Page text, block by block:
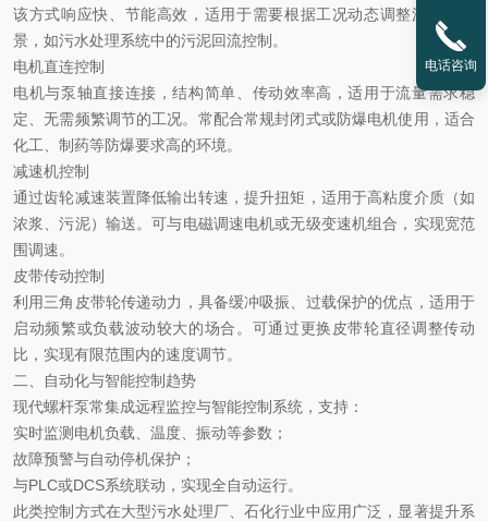
该方式响应快、节能高效，适用于需要根据工况动态调整流量的场
景，如污水处理系统中的污泥回流控制。
电机直连控制
电机与泵轴直接连接，结构简单、传动效率高，适用于流量需求稳
定、无需频繁调节的工况。常配合‌常规封闭式或防爆电机‌使用，适合
化工、制药等防爆要求高的环境。
减速机控制
通过齿轮减速装置降低输出转速，提升扭矩，适用于高粘度介质（如
浓浆、污泥）输送。可与‌电磁调速电机或无级变速机‌组合，实现宽范
围调速。
皮带传动控制
利用三角皮带轮传递动力，具备缓冲吸振、过载保护的优点，适用于
启动频繁或负载波动较大的场合。可通过更换皮带轮直径调整传动
比，实现有限范围内的速度调节。
二、自动化与智能控制趋势
现代螺杆泵常集成‌远程监控与智能控制系统‌，支持：
实时监测电机负载、温度、振动等参数；
故障预警与自动停机保护；
与PLC或DCS系统联动，实现全自动运行。
此类控制方式在大型污水处理厂、石化行业中应用广泛，显著提升系
电话咨询